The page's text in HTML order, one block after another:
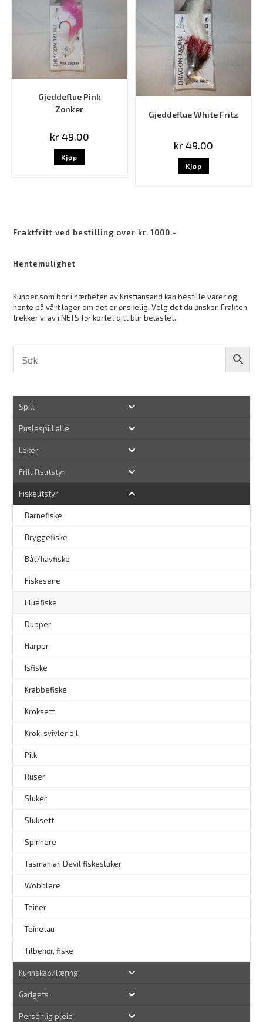
Gjeddeflue Pink
Zonker
kr49.00
Kjøp
Gjeddeflue White Fritz
kr49.00
Kjøp
Fraktfritt ved bestilling over kr. 1000.-
Hentemulighet
Kunder som bor i nærheten av Kristiansand kan bestille varer og
hente på vårt lager om det er ønskelig. Velg det du ønsker. Frakten
trekker vi av i NETS før kortet ditt blir belastet.
Spill
Puslespill alle
Leker
Friluftsutstyr
Fiskeutstyr
Barnefiske
Bryggefiske
Båt/havfiske
Fiskesene
Fluefiske
Dupper
Harper
Isfiske
Krabbefiske
Kroksett
Krok, svivler o.l.
Pilk
Ruser
Sluker
Sluksett
Spinnere
Tasmanian Devil fiskesluker
Wobblere
Teiner
Teinetau
Tilbehør, fiske
Kunnskap/læring
Gadgets
Personlig pleie